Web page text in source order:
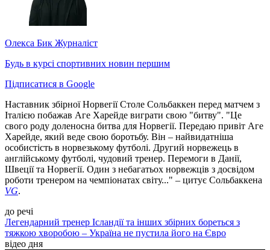
Олекса Бик Журналіст
Будь в курсі спортивних новин першим
Підписатися в Google
Наставник збірної Норвегії Столе Сольбаккен перед матчем з
Італією побажав Аге Харейде виграти свою "битву". "Це
свого роду доленосна битва для Норвегії. Передаю привіт Аге
Харейде, який веде свою боротьбу. Він – найвидатніша
особистість в норвезькому футболі. Другий норвежець в
англійському футболі, чудовий тренер. Перемоги в Данії,
Швеції та Норвегії. Один з небагатьох норвежців з досвідом
роботи тренером на чемпіонатах світу..." – цитує Сольбаккена
VG.
до речі
Легендарний тренер Ісландії та інших збірних бореться з
тяжкою хворобою – Україна не пустила його на Євро
відео дня